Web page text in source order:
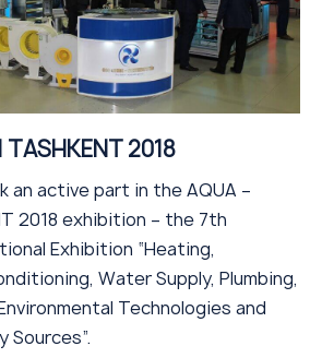
TASHKENT 2018
an active part in the AQUA –
2018 exhibition – the 7th
Exhibition “Heating,
Water Supply, Plumbing,
Technologies and
Sources”.